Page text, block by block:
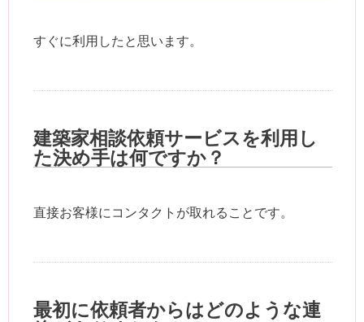
すぐに利用したと思います。
建築家相談依頼サービスを利用し
た決め手は何ですか？
直接お客様にコンタクトが取れることです。
最初に依頼者からはどのような連